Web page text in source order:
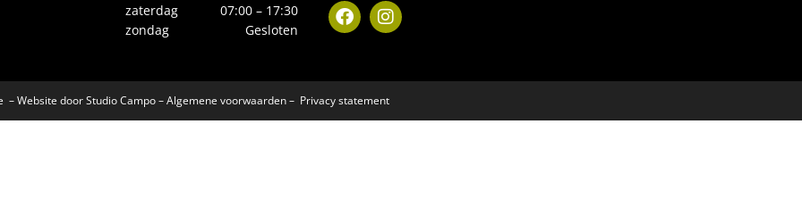
zaterdag
07:00 – 17:30
zondag
Gesloten
– Website doorStudio Campo–Algemene voorwaarden– Privacy statement